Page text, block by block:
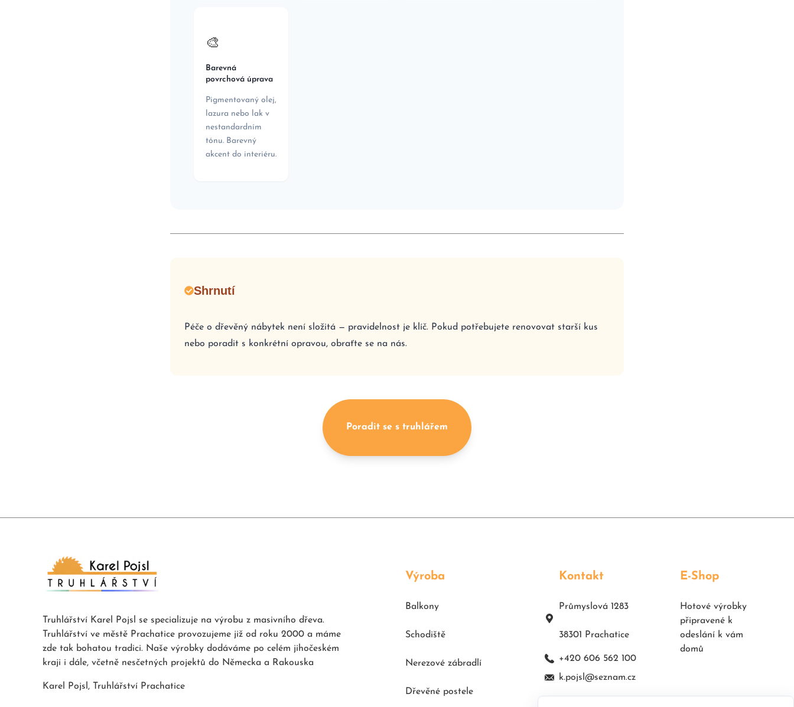
🎨
Barevná
povrchová úprava
Pigmentovaný olej,
lazura nebo lak v
nestandardním
tónu. Barevný
akcent do interiéru.
Shrnutí
Péče o dřevěný nábytek není složitá — pravidelnost je klíč. Pokud potřebujete renovovat starší kus
nebo poradit s konkrétní opravou, obraťte se na nás.
Poradit se s truhlářem
Truhlářství Karel Pojsl se specializuje na výrobu z masivního dřeva.
Truhlářství ve městě Prachatice provozujeme již od roku 2000 a máme
zde tak bohatou tradici. Naše výrobky dodáváme po celém jihočeském
kraji i dále, včetně nesčetných projektů do Německa a Rakouska
Karel Pojsl, Truhlářství Prachatice
Výroba
Balkony
Schodiště
Nerezové zábradlí
Dřevěné postele
Kontakt
Průmyslová 1283
38301 Prachatice
+420 606 562 100
k.pojsl@seznam.cz
E-Shop
Hotové výrobky
připravené k
odeslání k vám
domů